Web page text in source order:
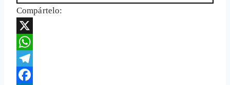
Compártelo:
X
WhatsApp
Telegram